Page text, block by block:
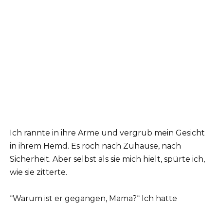
Ich rannte in ihre Arme und vergrub mein Gesicht
in ihrem Hemd. Es roch nach Zuhause, nach
Sicherheit. Aber selbst als sie mich hielt, spürte ich,
wie sie zitterte.
“Warum ist er gegangen, Mama?“ Ich hatte